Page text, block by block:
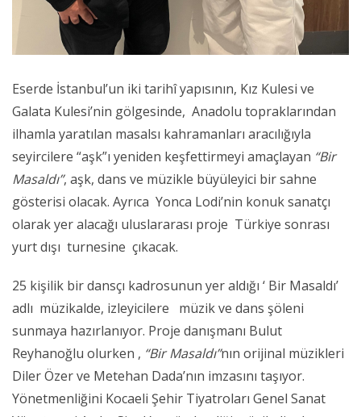
Eserde İstanbul’un iki tarihî yapısının, Kız Kulesi ve
Galata Kulesi’nin gölgesinde, Anadolu topraklarından
ilhamla yaratılan masalsı kahramanları aracılığıyla
seyircilere “aşk”ı yeniden keşfettirmeyi amaçlayan “Bir
Masaldı”, aşk, dans ve müzikle büyüleyici bir sahne
gösterisi olacak. Ayrıca Yonca Lodi’nin konuk sanatçı
olarak yer alacağı uluslararası proje Türkiye sonrası
yurt dışı turnesine çıkacak.
25 kişilik bir dansçı kadrosunun yer aldığı ‘ Bir Masaldı’
adlı müzikalde, izleyicilere müzik ve dans şöleni
sunmaya hazırlanıyor. Proje danışmanı Bulut
Reyhanoğlu olurken , “Bir Masaldı”nın orijinal müzikleri
Diler Özer ve Metehan Dada’nın imzasını taşıyor.
Yönetmenliğini Kocaeli Şehir Tiyatroları Genel Sanat